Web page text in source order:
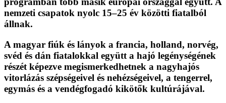
nemzeti csapatok nyolc 15–25 év közötti fiatalból
állnak.
A magyar fiúk és lányok a francia, holland, norvég,
svéd és dán fiatalokkal együtt a hajó legénységének
részét képezve megismerkedhetnek a nagyhajós
vitorlázás szépségeivel és nehézségeivel, a tengerrel,
egymás és a vendégfogadó kikötők kultúrájával.